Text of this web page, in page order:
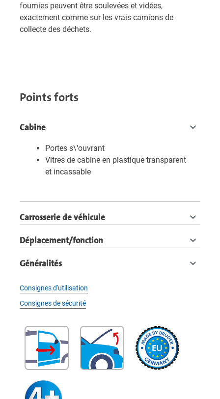
fournies peuvent être soulevées et vidées,
exactement comme sur les vrais camions de
collecte des déchets.
Points forts
Cabine
Portes s\'ouvrant
Vitres de cabine en plastique transparent
et incassable
Carrosserie de véhicule
Déplacement/fonction
Généralités
Consignes d'utilisation
Consignes de sécurité